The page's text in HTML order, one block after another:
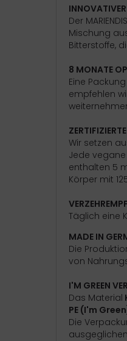
Der
Mischung
Bitterstoffe,
8 MONATE
Eine
empfehlen
Wir setzen
Jede vegane
enthalten 5
Körper mit
Täglich eine
MADE IN
Die
von
I'M GREEN
Das Material
PE (I'm
Die
/ Wetter / Winter